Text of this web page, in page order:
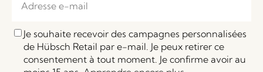
Je souhaite recevoir des campagnes personnalisées
de Hübsch Retail par e-mail. Je peux retirer ce
consentement à tout moment. Je confirme avoir au